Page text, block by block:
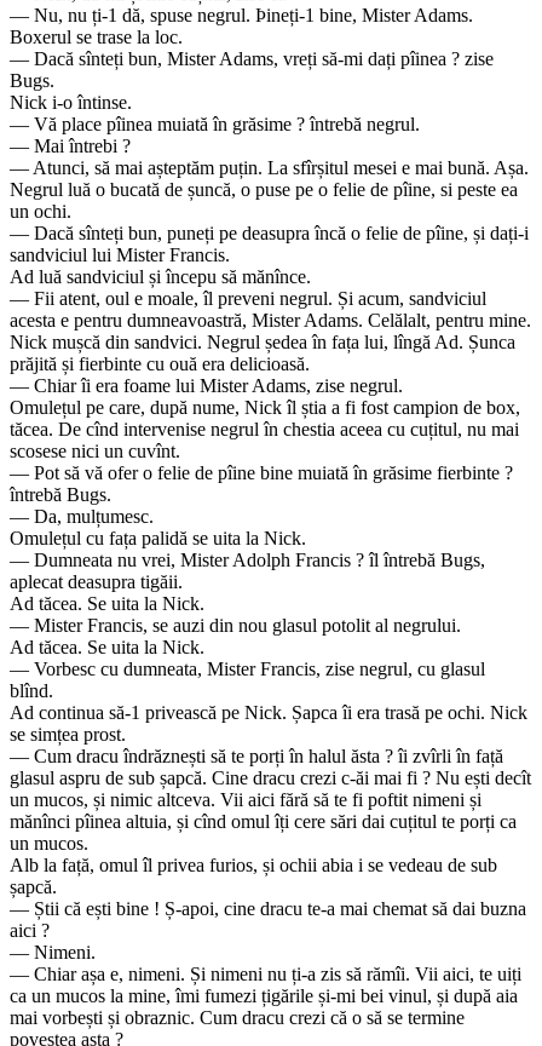
— Nu, nu ți-1 dă, spuse negrul. Þineți-1 bine, Mister Adams.
Boxerul se trase la loc.
— Dacă sînteți bun, Mister Adams, vreți să-mi dați pîinea ? zise
Bugs.
Nick i-o întinse.
— Vă place pîinea muiată în grăsime ? întrebă negrul.
— Mai întrebi ?
— Atunci, să mai așteptăm puțin. La sfîrșitul mesei e mai bună. Așa.
Negrul luă o bucată de șuncă, o puse pe o felie de pîine, si peste ea
un ochi.
— Dacă sînteți bun, puneți pe deasupra încă o felie de pîine, și dați-i
sandviciul lui Mister Francis.
Ad luă sandviciul și începu să mănînce.
— Fii atent, oul e moale, îl preveni negrul. Și acum, sandviciul
acesta e pentru dumneavoastră, Mister Adams. Celălalt, pentru mine.
Nick mușcă din sandvici. Negrul ședea în fața lui, lîngă Ad. Șunca
prăjită și fierbinte cu ouă era delicioasă.
— Chiar îi era foame lui Mister Adams, zise negrul.
Omulețul pe care, după nume, Nick îl știa a fi fost campion de box,
tăcea. De cînd intervenise negrul în chestia aceea cu cuțitul, nu mai
scosese nici un cuvînt.
— Pot să vă ofer o felie de pîine bine muiată în grăsime fierbinte ?
întrebă Bugs.
— Da, mulțumesc.
Omulețul cu fața palidă se uita la Nick.
— Dumneata nu vrei, Mister Adolph Francis ? îl întrebă Bugs,
aplecat deasupra tigăii.
Ad tăcea. Se uita la Nick.
— Mister Francis, se auzi din nou glasul potolit al negrului.
Ad tăcea. Se uita la Nick.
— Vorbesc cu dumneata, Mister Francis, zise negrul, cu glasul
blînd.
Ad continua să-1 privească pe Nick. Șapca îi era trasă pe ochi. Nick
se simțea prost.
— Cum dracu îndrăznești să te porți în halul ăsta ? îi zvîrli în față
glasul aspru de sub șapcă. Cine dracu crezi c-ăi mai fi ? Nu ești decît
un mucos, și nimic altceva. Vii aici fără să te fi poftit nimeni și
mănînci pîinea altuia, și cînd omul îți cere sări dai cuțitul te porți ca
un mucos.
Alb la față, omul îl privea furios, și ochii abia i se vedeau de sub
șapcă.
— Știi că ești bine ! Ș-apoi, cine dracu te-a mai chemat să dai buzna
aici ?
— Nimeni.
— Chiar așa e, nimeni. Și nimeni nu ți-a zis să rămîi. Vii aici, te uiți
ca un mucos la mine, îmi fumezi țigările și-mi bei vinul, și după aia
mai vorbești și obraznic. Cum dracu crezi că o să se termine
povestea asta ?